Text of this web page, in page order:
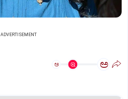
ADVERTISEMENT
ಅ ಅ